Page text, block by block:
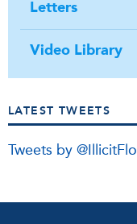
Letters
Video Library
LATEST TWEETS
Tweets by